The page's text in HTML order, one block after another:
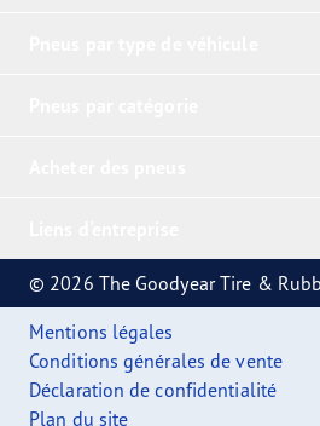
© 2026 The Goodyear Tire &
Mentions légales
Conditions générales de vente
Déclaration de confidentialité
Plan du site